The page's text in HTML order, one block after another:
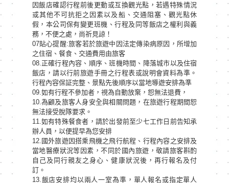
因飯店確認行程前後更動或互換觀光點，若遇特殊情況
或其他不可抗拒之因素以及船、交通阻塞、觀光點休
假，本公司保有變更班機、行程及同等飯店之權利與義
務，不便之處，尚祈見諒！
07貼心提醒:旅客若於旅遊中因法定傳染病原因，所增加
之住宿、餐食、交通費用由旅客
08.正確行程內容、順序、班機時間、降落城市以及住宿
飯店，請以行前旅遊手冊之行程表或說明會資料為準。
行程內容保証完整、景點先後順序以當地導遊安排為準
09.如有行程不參加者，視為自動放棄，恕無法退費，
10.為顧及旅客人身安全與相關問題，在旅遊行程期間恕
無法接受脫隊要求。
11.如有特殊餐食者，請於出發前至少七工作日前告知承
辦人員，以便提早為您安排
12.國外旅遊因搭乘飛機之飛行航程、行程內容之安排及
當地醫療狀況等因素，不同於國內旅遊，敬請旅客斟酌
自己及同行親友之身心、健康狀況後，再行報名及付
訂。
13.飯店安排均以兩人一室為準，單人報名或指定單人